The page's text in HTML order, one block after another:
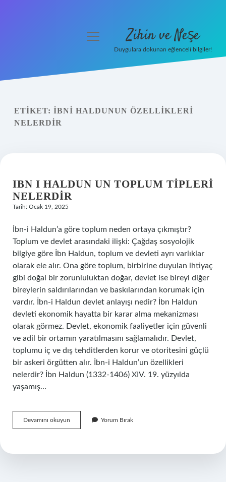
Yasal Uyarı
menüyü
Zihin ve Neşe
Duygulara dokunan eğlenceli bilgiler!
ETIKET: İBNI HALDUNUN ÖZELLIKLERI
NELERDIR
IBN I HALDUN UN TOPLUM TIPLERI
NELERDIR
Tarih: Ocak 19, 2025
İbn-i Haldun’a göre toplum neden ortaya çıkmıştır?
Toplum ve devlet arasındaki ilişki: Çağdaş sosyolojik
bilgiye göre İbn Haldun, toplum ve devleti ayrı varlıklar
olarak ele alır. Ona göre toplum, birbirine duyulan ihtiyaç
gibi doğal bir zorunluluktan doğar, devlet ise bireyi diğer
bireylerin saldırılarından ve baskılarından korumak için
vardır. İbn-i Haldun devlet anlayışı nedir? İbn Haldun
devleti ekonomik hayatta bir karar alma mekanizması
olarak görmez. Devlet, ekonomik faaliyetler için güvenli
ve adil bir ortamın yaratılmasını sağlamalıdır. Devlet,
toplumu iç ve dış tehditlerden korur ve otoritesini güçlü
bir askeri örgütten alır. İbn-i Haldun’un özellikleri
nelerdir? İbn Haldun (1332-1406) XIV. 19. yüzyılda
yaşamış…
Devamını okuyun
I
Toplum
Yorum Bırak